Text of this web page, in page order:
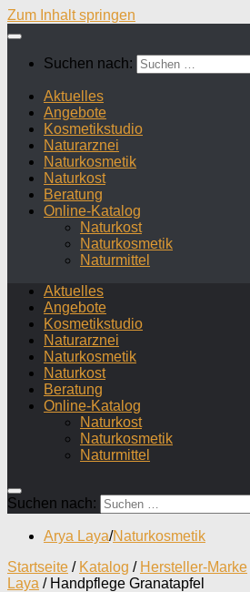
Zum Inhalt springen
Suchen nach:
Aktuelles
Angebote
Kosmetikstudio
Naturarznei
Naturkosmetik
Naturkost
Beratung
Online-Katalog
Naturkost
Naturkosmetik
Naturmittel
Aktuelles
Angebote
Kosmetikstudio
Naturarznei
Naturkosmetik
Naturkost
Beratung
Online-Katalog
Naturkost
Naturkosmetik
Naturmittel
Suchen nach:
Arya Laya/Naturkosmetik
Startseite / Katalog / Hersteller-Marke
Laya / Handpflege Granatapfel